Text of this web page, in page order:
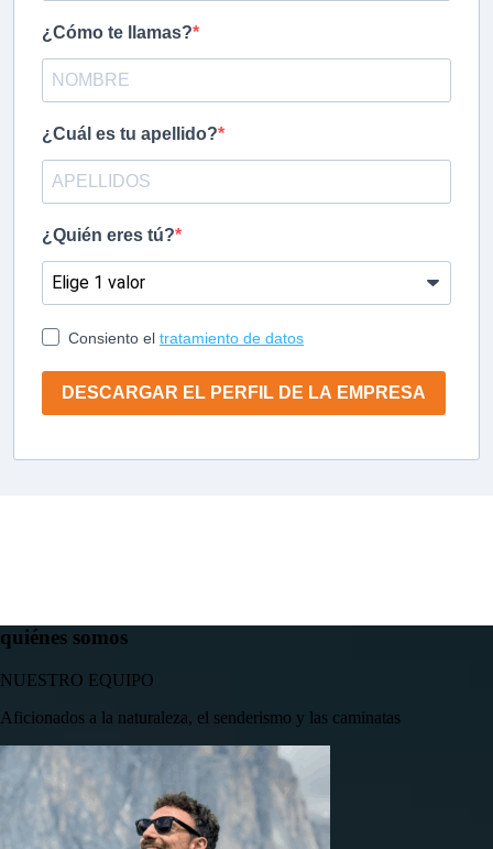
¿Cómo te llamas?
¿Cuál es tu apellido?
¿Quién eres tú?
Consiento el tratamiento de datos
DESCARGAR EL PERFIL DE LA EMPRESA
quiénes somos
NUESTRO EQUIPO
Aficionados a la naturaleza, el senderismo y las caminatas